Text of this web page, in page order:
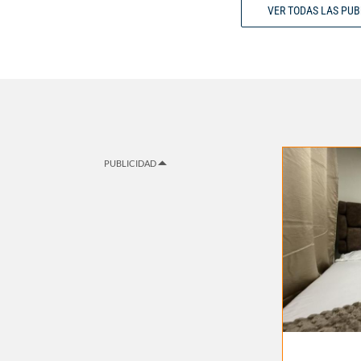
VER TODAS LAS
PUBLICIDAD